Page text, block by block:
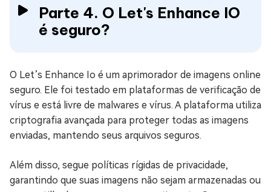
Parte 4. O Let's Enhance IO
é seguro?
O Let’s Enhance Io é um aprimorador de imagens online
seguro. Ele foi testado em plataformas de verificação de
vírus e está livre de malwares e vírus. A plataforma utiliza
criptografia avançada para proteger todas as imagens
enviadas, mantendo seus arquivos seguros.
Além disso, segue políticas rígidas de privacidade,
garantindo que suas imagens não sejam armazenadas ou